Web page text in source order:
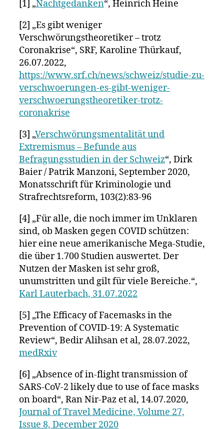
[1] „Nachtgedanken“, Heinrich Heine
[2] „Es gibt weniger
Verschwörungstheoretiker – trotz
Coronakrise“, SRF, Karoline Thürkauf,
26.07.2022,
https://www.srf.ch/news/schweiz/studie-zu-
verschwoerungen-es-gibt-weniger-
verschwoerungstheoretiker-trotz-
coronakrise
[3] „Verschwörungsmentalität und
Extremismus – Befunde aus
Befragungsstudien in der Schweiz“, Dirk
Baier / Patrik Manzoni, September 2020,
Monatsschrift für Kriminologie und
Strafrechtsreform, 103(2):83-96
[4] „Für alle, die noch immer im Unklaren
sind, ob Masken gegen COVID schützen:
hier eine neue amerikanische Mega-Studie,
die über 1.700 Studien auswertet. Der
Nutzen der Masken ist sehr groß,
unumstritten und gilt für viele Bereiche.“,
Karl Lauterbach, 31.07.2022
[5] „The Efficacy of Facemasks in the
Prevention of COVID-19: A Systematic
Review“, Bedir Alihsan et al, 28.07.2022,
medRxiv
[6] „Absence of in-flight transmission of
SARS-CoV-2 likely due to use of face masks
on board“, Ran Nir-Paz et al, 14.07.2020,
Journal of Travel Medicine, Volume 27,
Issue 8, December 2020